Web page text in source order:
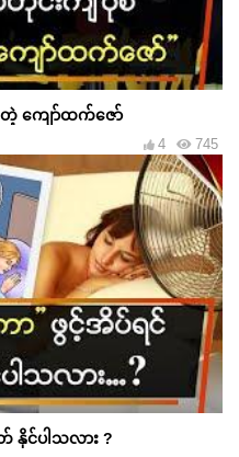
တဲ့ ကျော်ထက်ဇော်
745
4
နိုင်ပါသလား ?